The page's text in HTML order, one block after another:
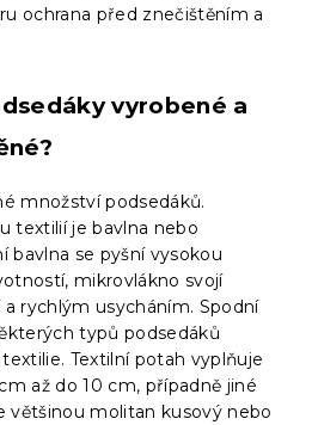
ochrana před znečištěním a
vyrobené a
množství podsedáků.
textilií je bavlna nebo
bavlna se pyšní vysokou
mikrovlákno svojí
rychlým usycháním. Spodní
typů podsedáků
Textilní potah vyplňuje
až do 10 cm, případně jiné
většinou molitan kusový nebo